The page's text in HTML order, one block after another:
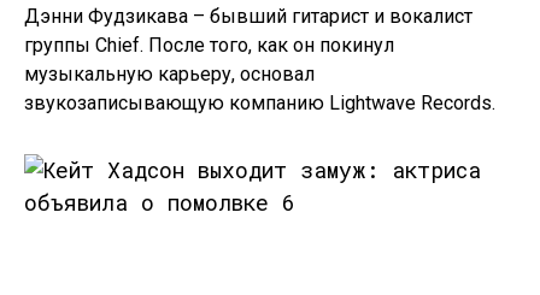
Дэнни Фудзикава – бывший гитарист и вокалист
группы Chief. После того, как он покинул
музыкальную карьеру, основал
звукозаписывающую компанию Lightwave Records.